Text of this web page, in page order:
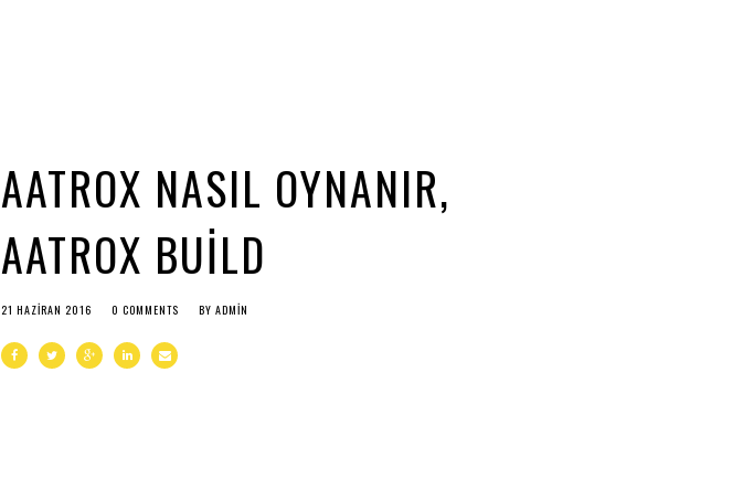
AATROX NASIL OYNANIR,
AATROX BUILD
21 HAZIRAN 2016 0 COMMENTS BY ADMIN